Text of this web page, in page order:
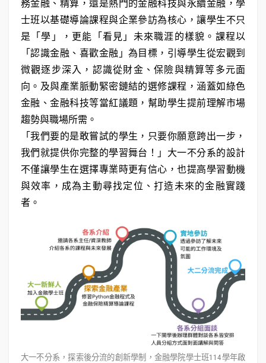
務金融、精算，還是熱門的金融科技與永續金融，學
士班以基礎導論課程與企業參訪為核心，讓學生不只
是「學」，更能「看見」未來職涯的樣貌。課程以
「認識金融、喜歡金融」為目標，引導學生從宏觀到
微觀逐步深入，認識從財金、保險與精算等多元面
向。及與產業脈動緊密鏈結的選修課程，涵蓋如綠色
金融、金融科技等當紅議題，幫助學生提前理解市場
趨勢與職場所需。
「我們要的是敢嘗試的學生，只要你願意跨出一步，
我們就提供你完整的學習舞台！」大一不分系的設計
不僅讓學生在選擇專業時更有信心，也提高學習動機
與效率，成為主動尋找定位、打造未來的金融實踐
者。
大一不分系，探索後分流的創新學制，金融學院學士班114學年啟